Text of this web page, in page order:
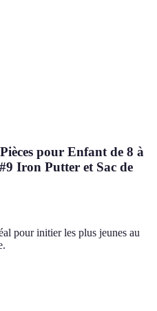
pour Enfant de 8 à
Iron Putter et Sac de
pour initier les plus jeunes au